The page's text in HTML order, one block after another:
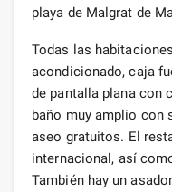
playa de Malgrat de
Todas las
acondicionado, caja
de pantalla plana con
baño muy amplio con
aseo gratuitos. El
internacional, así
También hay un